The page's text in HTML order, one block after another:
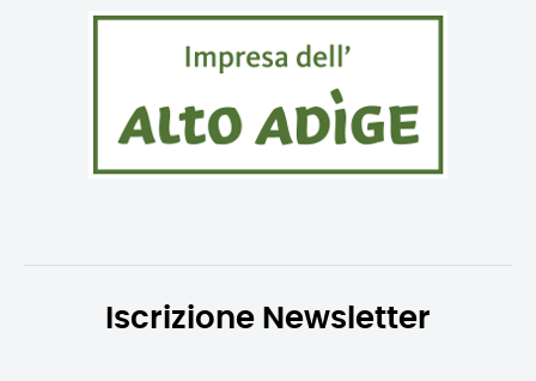
Iscrizione Newsletter